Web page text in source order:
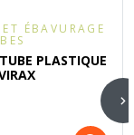
ÉBAVURAGE
PLASTIQUE